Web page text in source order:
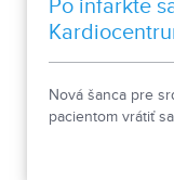
Po infarkte
stacionár
Nová šanca pre
pacientom vrátiť